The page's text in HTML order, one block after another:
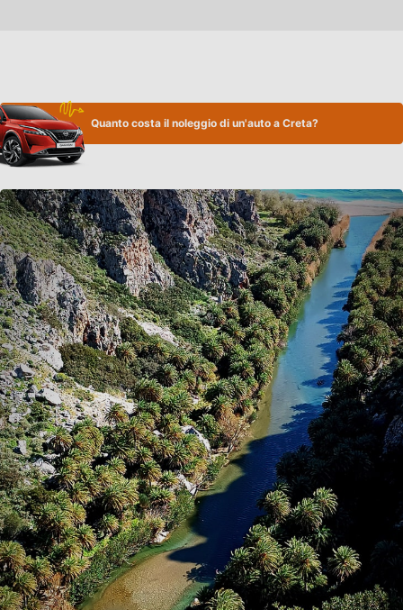
Quanto costa il noleggio di un'auto a Creta?